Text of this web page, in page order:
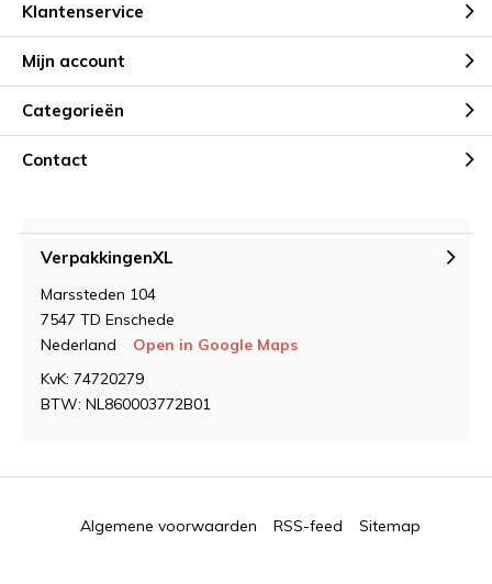
Klantenservice
Mijn account
Categorieën
Contact
VerpakkingenXL
Marssteden 104
7547 TD Enschede
Nederland
Open in Google Maps
KvK: 74720279
BTW: NL860003772B01
Algemene voorwaarden RSS-feed Sitemap